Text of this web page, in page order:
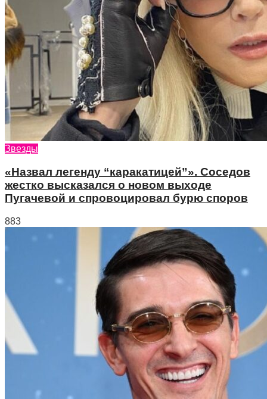
Звезды
«Назвал легенду “каракатицей”». Соседов
жестко высказался о новом выходе
Пугачевой и спровоцировал бурю споров
883